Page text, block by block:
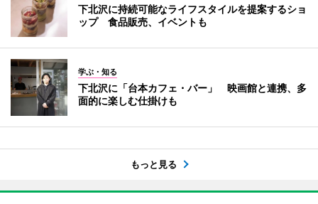
下北沢に持続可能なライフスタイルを提案するショ
ップ 食品販売、イベントも
学ぶ・知る
下北沢に「台本カフェ・バー」 映画館と連携、多
面的に楽しむ仕掛けも
もっと見る